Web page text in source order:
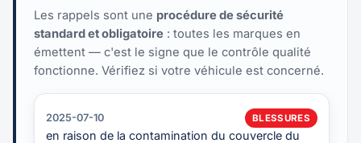
Les rappels sont une procédure de sécurité
standard et obligatoire : toutes les marques en
émettent — c'est le signe que le contrôle qualité
fonctionne. Vérifiez si votre véhicule est concerné.
2025-07-10 BLESSURES
en raison de la contamination du couvercle du